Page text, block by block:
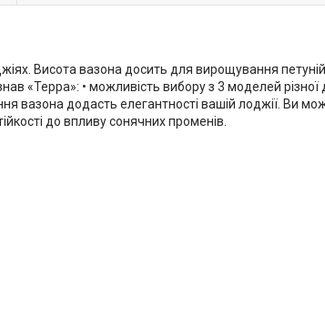
Висота вазона досить для вирощування
«Терра»: • можливість вибору з 3 моделей різної
вазона додасть елегантності вашій лоджії. Ви
до впливу сонячних променів.